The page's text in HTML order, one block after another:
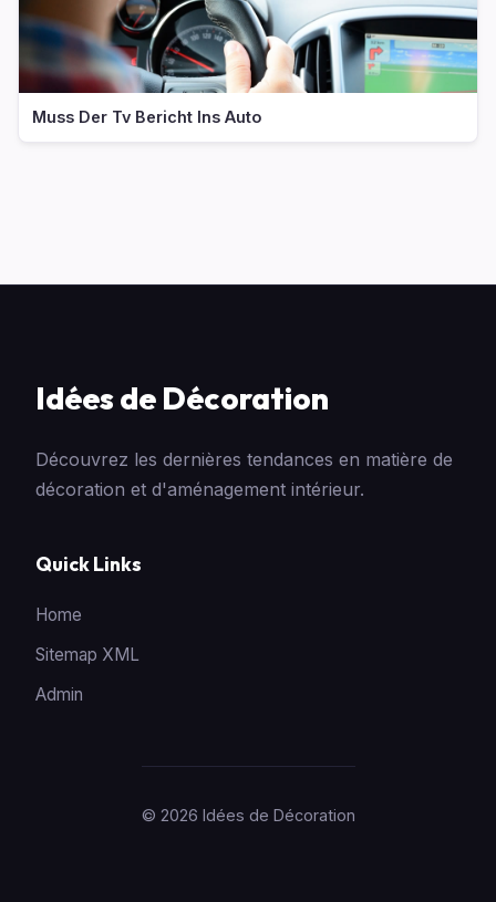
Muss Der Tv Bericht Ins Auto
Idées de Décoration
Découvrez les dernières tendances en matière de
décoration et d'aménagement intérieur.
Quick Links
Home
Sitemap XML
Admin
© 2026 Idées de Décoration